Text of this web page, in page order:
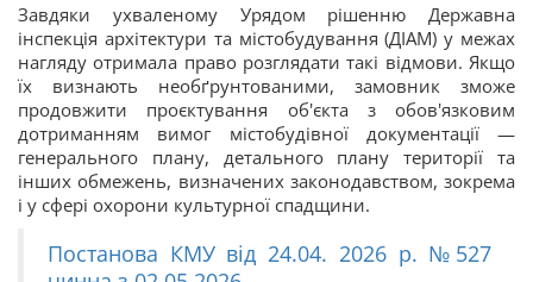
Завдяки ухваленому Урядом рішенню Державна
інспекція архітектури та містобудування (ДІАМ) у межах
нагляду отримала право розглядати такі відмови. Якщо
їх визнають необґрунтованими, замовник зможе
продовжити проєктування об'єкта з обов'язковим
дотриманням вимог містобудівної документації —
генерального плану, детального плану території та
інших обмежень, визначених законодавством, зокрема
і у сфері охорони культурної спадщини.
Постанова КМУ від 24.04. 2026 р. №527